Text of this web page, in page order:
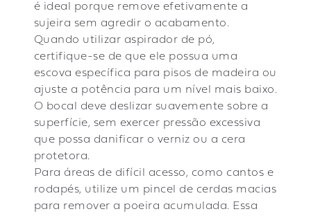
é ideal porque remove efetivamente a
sujeira sem agredir o acabamento.
Quando utilizar aspirador de pó,
certifique-se de que ele possua uma
escova específica para pisos de madeira ou
ajuste a potência para um nível mais baixo.
O bocal deve deslizar suavemente sobre a
superfície, sem exercer pressão excessiva
que possa danificar o verniz ou a cera
protetora.
Para áreas de difícil acesso, como cantos e
rodapés, utilize um pincel de cerdas macias
para remover a poeira acumulada. Essa